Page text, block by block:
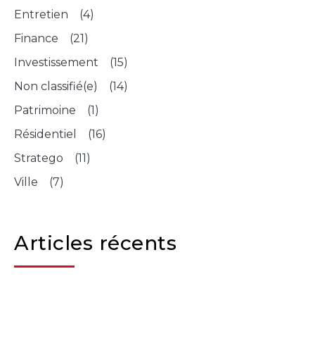
Entretien (4)
Finance (21)
Investissement (15)
Non classifié(e) (14)
Patrimoine (1)
Résidentiel (16)
Stratego (11)
Ville (7)
Articles récents